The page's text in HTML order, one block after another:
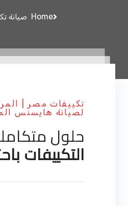
Home صيانة
تكييفات مصر |
لصيانة هايسنس
حلول
التكييفات